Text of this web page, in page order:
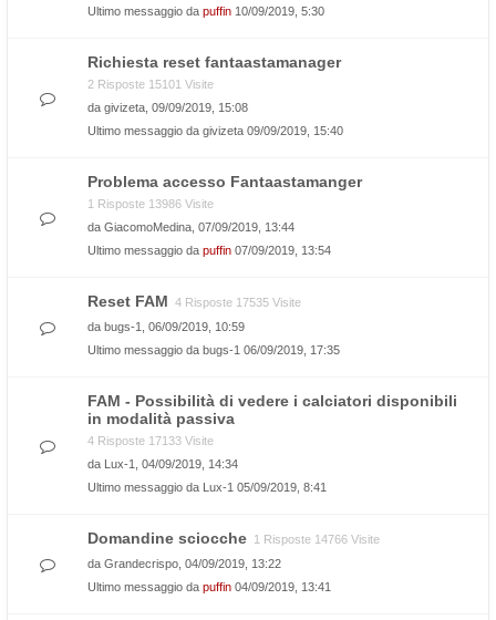
Ultimo messaggio da puffin 10/09/2019, 5:30
Richiesta reset fantaastamanager
2 Risposte 15101 Visite
da givizeta , 09/09/2019, 15:08
Ultimo messaggio da givizeta 09/09/2019, 15:40
Problema accesso Fantaastamanger
1 Risposte 13986 Visite
da GiacomoMedina , 07/09/2019, 13:44
Ultimo messaggio da puffin 07/09/2019, 13:54
Reset FAM 4 Risposte 17535 Visite
da bugs-1
, 06/09/2019, 10:59
Ultimo messaggio da bugs-1 06/09/2019, 17:35
FAM - Possibilità di vedere i calciatori disponibili
in modalità passiva
4 Risposte 17133 Visite
da Lux-1
, 04/09/2019, 14:34
Ultimo messaggio da Lux-1 05/09/2019, 8:41
Domandine sciocche 1 Risposte 14766 Visite
da Grandecrispo , 04/09/2019, 13:22
Ultimo messaggio da puffin 04/09/2019, 13:41